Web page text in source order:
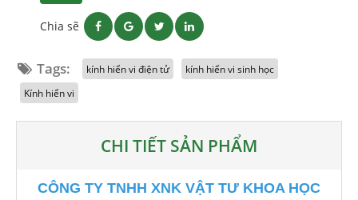
Chia sẽ
Tags: kính hiển vi điện tử
kính hiển vi sinh học
Kính hiển vi
CHI TIẾT SẢN PHẨM
CÔNG TY TNHH XNK VẬT TƯ KHOA HỌC